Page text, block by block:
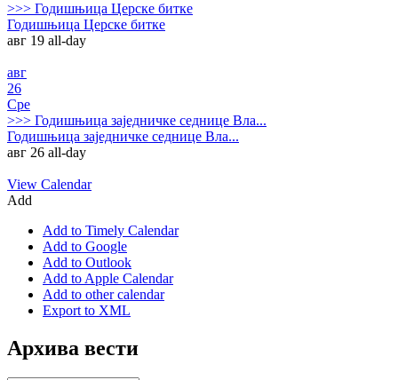
>>> Годишњица Церске битке
Годишњица Церске битке
авг 19 all-day
авг
26
Сре
>>> Годишњица заједничке седнице Вла...
Годишњица заједничке седнице Вла...
авг 26 all-day
View Calendar
Add
Add to Timely Calendar
Add to Google
Add to Outlook
Add to Apple Calendar
Add to other calendar
Export to XML
Архива вести